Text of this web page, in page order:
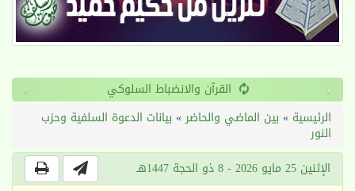
طول الأمد ‹
›
الرئيسية » بين الماضي والحاضر» بيانات الدعوة السلفية وحزب
النور
الإثنين 25 مايو 2026 - 8 ذو الحجة 1447هـ